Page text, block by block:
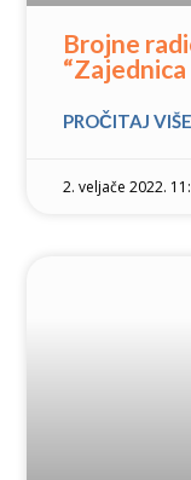
Brojne
“Zajednica
PROČITAJ
2. veljače 2022.